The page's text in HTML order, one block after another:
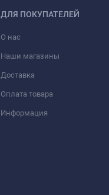
ДЛЯ ПОКУПАТЕЛЕЙ
О нас
Наши магазины
Доставка
Оплата товара
Информация